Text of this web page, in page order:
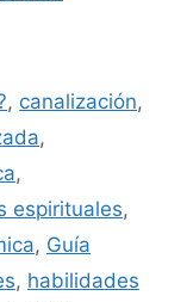
, canalización,
,
,
espirituales,
, Guía
, habilidades